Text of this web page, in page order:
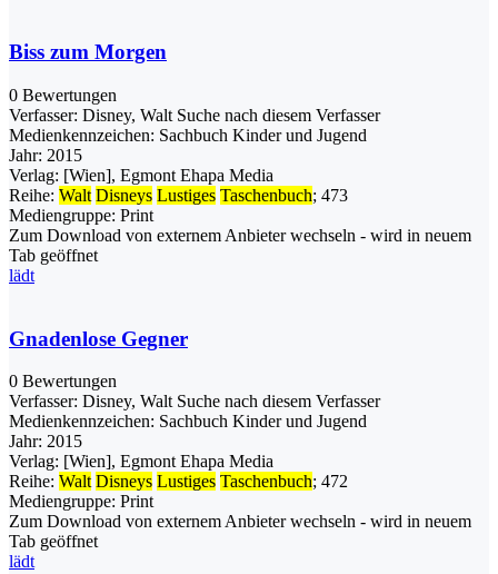
Biss zum Morgen
0 Bewertungen
Verfasser: Disney, Walt Suche nach diesem Verfasser
Medienkennzeichen: Sachbuch Kinder und Jugend
Jahr: 2015
Verlag: [Wien], Egmont Ehapa Media
Reihe: Walt Disneys Lustiges Taschenbuch; 473
Mediengruppe: Print
Zum Download von externem Anbieter wechseln - wird in neuem
Tab geöffnet
lädt
Gnadenlose Gegner
0 Bewertungen
Verfasser: Disney, Walt Suche nach diesem Verfasser
Medienkennzeichen: Sachbuch Kinder und Jugend
Jahr: 2015
Verlag: [Wien], Egmont Ehapa Media
Reihe: Walt Disneys Lustiges Taschenbuch; 472
Mediengruppe: Print
Zum Download von externem Anbieter wechseln - wird in neuem
Tab geöffnet
lädt